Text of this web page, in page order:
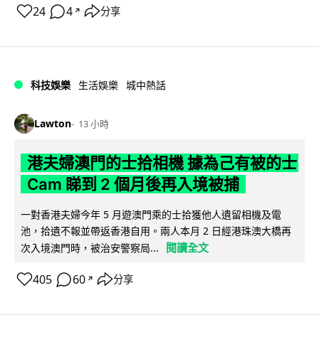
24 4 ↗ 分享
科技娛樂 生活娛樂 城中熱話
Lawton 13 小時
港夫婦澳門的士拾相機 據為己有被的士
Cam 睇到 2 個月後再入境被捕
一對香港夫婦今年 5 月遊澳門乘的士拾獲他人遺留相機及電
池，拾遺不報並帶返香港自用。兩人本月 2 日經港珠澳大橋再
次入境澳門時，被治安警察局...
閱讀全文
405 60 ↗ 分享